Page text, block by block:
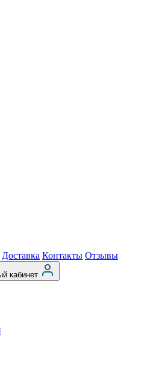
Доставка Контакты Отзывы
кабинет